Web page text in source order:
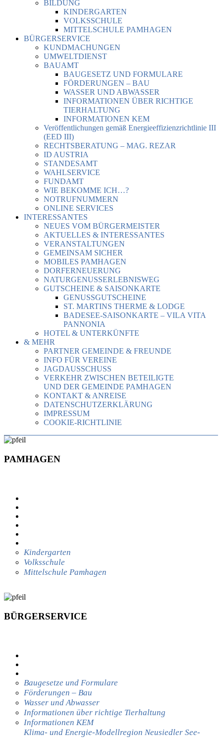
BILDUNG
KINDERGARTEN
VOLKSSCHULE
MITTELSCHULE PAMHAGEN
BÜRGERSERVICE
KUNDMACHUNGEN
UMWELTDIENST
BAUAMT
BAUGESETZ UND FORMULARE
FÖRDERUNGEN – BAU
WASSER UND ABWASSER
INFORMATIONEN ÜBER RICHTIGE
TIERHALTUNG
INFORMATIONEN KEM
Veröffentlichungen gemäß Energieeffizienzrichtlinie III
(EED III)
RECHTSBERATUNG – MAG. REZAR
ID AUSTRIA
STANDESAMT
WAHLSERVICE
FUNDAMT
WIE BEKOMME ICH…?
NOTRUFNUMMERN
ONLINE SERVICES
INTERESSANTES
NEUES VOM BÜRGERMEISTER
AKTUELLES & INTERESSANTES
VERANSTALTUNGEN
GEMEINSAM SICHER
MOBILES PAMHAGEN
DORFERNEUERUNG
NATURGENUSSERLEBNISWEG
GUTSCHEINE & SAISONKARTE
GENUSSGUTSCHEINE
ST. MARTINS THERME & LODGE
BADESEE-SAISONKARTE – VILA VITA
PANNONIA
HOTEL & UNTERKÜNFTE
& MEHR
PARTNER GEMEINDE & FREUNDE
INFO FÜR VEREINE
JAGDAUSSCHUSS
VERKEHR ZWISCHEN BETEILIGTE
UND DER GEMEINDE PAMHAGEN
KONTAKT & ANREISE
DATENSCHUTZERKLÄRUNG
IMPRESSUM
COOKIE-RICHTLINIE
PAMHAGEN
Kindergarten
Volksschule
Mittelschule Pamhagen
BÜRGERSERVICE
Baugesetze und Formulare
Förderungen – Bau
Wasser und Abwasser
Informationen über richtige Tierhaltung
Informationen KEM
Klima- und Energie-Modellregion Neusiedler See-